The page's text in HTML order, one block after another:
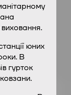
юних
В
гурток